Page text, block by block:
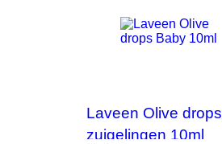
Laveen Olive drops
zuigelingen 10ml